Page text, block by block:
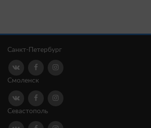
Санкт-Петербург
Смоленск
Севастополь